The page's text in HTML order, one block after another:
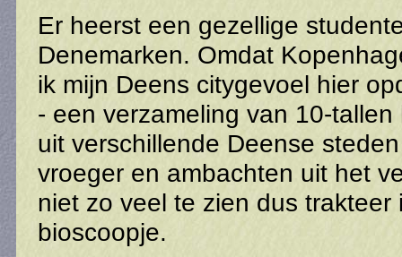
Er heerst een gezellige
Denemarken. Omdat
ik mijn Deens citygevoel hier
- een verzameling van 10-
uit verschillende Deense
vroeger en ambachten uit het
niet zo veel te zien dus
bioscoopje.